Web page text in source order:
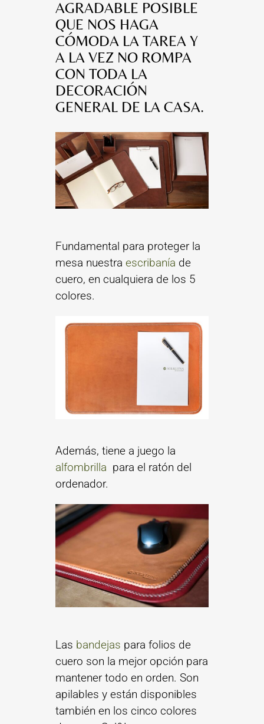
AGRADABLE POSIBLE
QUE NOS HAGA
CÓMODA LA TAREA Y
A LA VEZ NO ROMPA
CON TODA LA
DECORACIÓN
GENERAL DE LA CASA.
Fundamental para proteger la
mesa nuestra escribanía de
cuero, en cualquiera de los 5
colores.
Además, tiene a juego la
alfombrilla para el ratón del
ordenador.
Las bandejas para folios de
cuero son la mejor opción para
mantener todo en orden. Son
apilables y están disponibles
también en los cinco colores